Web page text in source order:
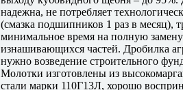
надежна, не потребляет
(смазка подшипников 1 раз в месяц),
минимальное время на полную замену
изнашивающихся частей. Дробилка
нужно возведение строительного
Молотки изготовлены из
стали марки 110Г13Л, хорошо